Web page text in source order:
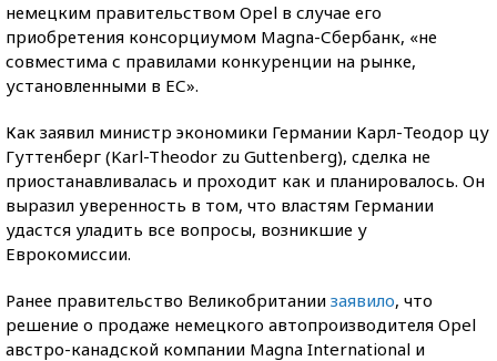
немецким правительством Opel в случае его
приобретения консорциумом Magna-Сбербанк, «не
совместима с правилами конкуренции на рынке,
установленными в ЕС».
Как заявил министр экономики Германии Карл-Теодор цу
Гуттенберг (Karl-Theodor zu Guttenberg), cделка не
приостанавливалась и проходит как и планировалось. Он
выразил уверенность в том, что властям Германии
удастся уладить все вопросы, возникшие у
Еврокомиссии.
Ранее правительство Великобритании заявило, что
решение о продаже немецкого автопроизводителя Opel
австро-канадской компании Magna International и